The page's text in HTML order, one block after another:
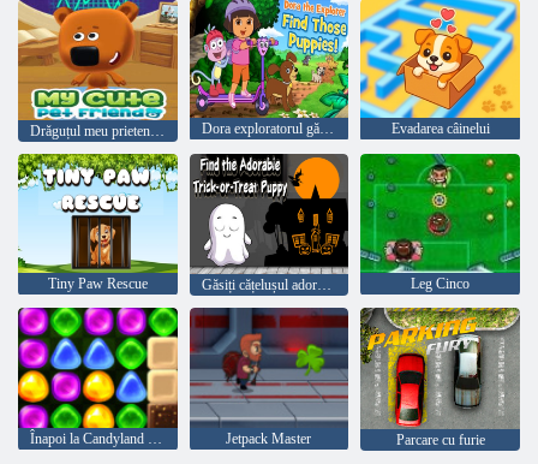
Dora exploratorul găsește acei cățeluși Evadarea câinelui
Tiny Paw Rescue Găsiți cățelușul adorabil cu truc sau răsfăț Leg Cinco
Înapoi la Candyland 4: Grădina Lollipop Jetpack Master
Parcare cu furie